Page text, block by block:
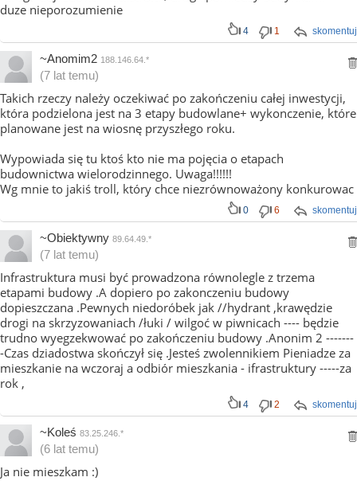
duze nieporozumienie
skomentuj
4 1
~Anomim2 188.146.64.*
(7 lat temu)
Takich rzeczy należy oczekiwać po zakończeniu całej inwestycji,
która podzielona jest na 3 etapy budowlane+ wykonczenie, które
planowane jest na wiosnę przyszłego roku.
Wypowiada się tu ktoś kto nie ma pojęcia o etapach
budownictwa wielorodzinnego. Uwaga!!!!!!
Wg mnie to jakiś troll, który chce niezrównoważony konkurowac
skomentuj
0 6
~Obiektywny 89.64.49.*
(7 lat temu)
Infrastruktura musi być prowadzona równolegle z trzema
etapami budowy .A dopiero po zakonczeniu budowy
dopieszczana .Pewnych niedoróbek jak //hydrant ,krawędzie
drogi na skrzyzowaniach /łuki / wilgoć w piwnicach ---- będzie
trudno wyegzekwować po zakończeniu budowy .Anonim 2 -------
-Czas dziadostwa skończył się .Jesteś zwolennikiem Pieniadze za
mieszkanie na wczoraj a odbiór mieszkania - ifrastruktury -----za
rok ,
skomentuj
4 2
~Koleś 83.25.246.*
(6 lat temu)
Ja nie mieszkam :)